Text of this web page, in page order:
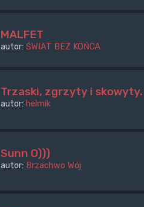
MALFET
autor: ŚWIAT BEZ KOŃCA
Trzaski, zgrzyty i skowyty.
autor: helmik
Sunn O)))
autor: Brzachwo Wój